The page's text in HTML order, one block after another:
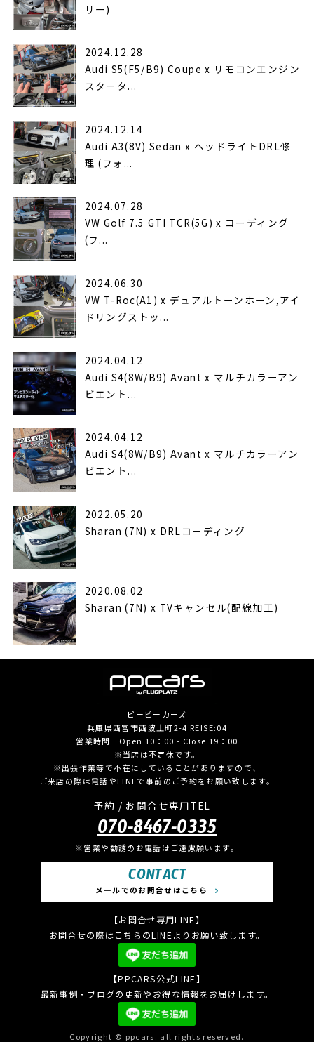
リー)
2024.12.28
Audi S5(F5/B9) Coupe x リモコンエンジン
スタータ...
2024.12.14
Audi A3(8V) Sedan x ヘッドライトDRL修
理 (フォ...
2024.07.28
VW Golf 7.5 GTI TCR(5G) x コーディング
(フ...
2024.06.30
VW T-Roc(A1) x デュアルトーンホーン,アイ
ドリングストッ...
2024.04.12
Audi S4(8W/B9) Avant x マルチカラーアン
ビエント...
2024.04.12
Audi S4(8W/B9) Avant x マルチカラーアン
ビエント...
2022.05.20
Sharan (7N) x DRLコーディング
2020.08.02
Sharan (7N) x TVキャンセル(配線加工)
ピーピーカーズ
兵庫県西宮市西波止町2-4 REISE:04
営業時間 Open 10：00 - Close 19：00
※当店は不定休です。
※出張作業等で不在にしていることがありますので、
ご来店の際は電話やLINEで事前のご予約をお願い致します。
予約 / お問合せ専用TEL
070-8467-0335
※営業や勧誘のお電話はご遠慮願います。
CONTACT
メールでのお問合せはこちら
【お問合せ専用LINE】
お問合せの際はこちらのLINEよりお願い致します。
【PPCARS公式LINE】
最新事例・ブログの更新やお得な情報をお届けします。
Copyright © ppcars. all rights reserved.